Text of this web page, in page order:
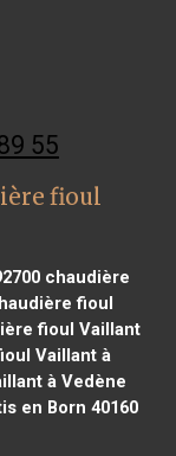
55
fioul
chaudière
fioul
fioul Vaillant
Vaillant à
à Vedène
en Born 40160